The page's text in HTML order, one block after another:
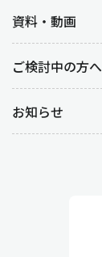
資料・動画
ご検討中の方へ
お知らせ